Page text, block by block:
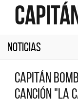
Noticias
Capitán
canción "La